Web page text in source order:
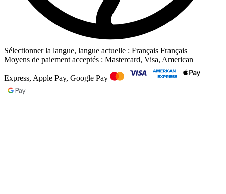
Sélectionner la langue, langue actuelle : Français Français
Moyens de paiement acceptés : Mastercard, Visa, American
Express, Apple Pay, Google Pay